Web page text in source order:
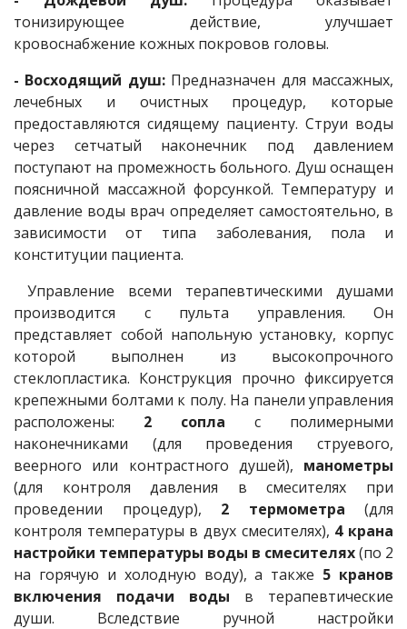
тонизирующее действие, улучшает
кровоснабжение кожных покровов головы.
- Восходящий душ:Предназначен для массажных,
лечебных и очистных процедур, которые
предоставляются сидящему пациенту. Струи воды
через сетчатый наконечник под давлением
поступают на промежность больного. Душ оснащен
поясничной массажной форсункой. Температуру и
давление воды врач определяет самостоятельно, в
зависимости от типа заболевания, пола и
конституции пациента.
Управление всеми терапевтическими душами
производится с пульта управления. Он
представляет собой напольную установку, корпус
которой выполнен из высокопрочного
стеклопластика. Конструкция прочно фиксируется
крепежными болтами к полу. На панели управления
расположены: 2 сопла с полимерными
наконечниками (для проведения струевого,
веерного или контрастного душей), манометры
(для контроля давления в смесителях при
проведении процедур), 2 термометра (для
контроля температуры в двух смесителях), 4 крана
настройки температуры воды в смесителях(по 2
на горячую и холодную воду), а также 5 кранов
включения подачи воды в терапевтические
души. Вследствие ручной настройки